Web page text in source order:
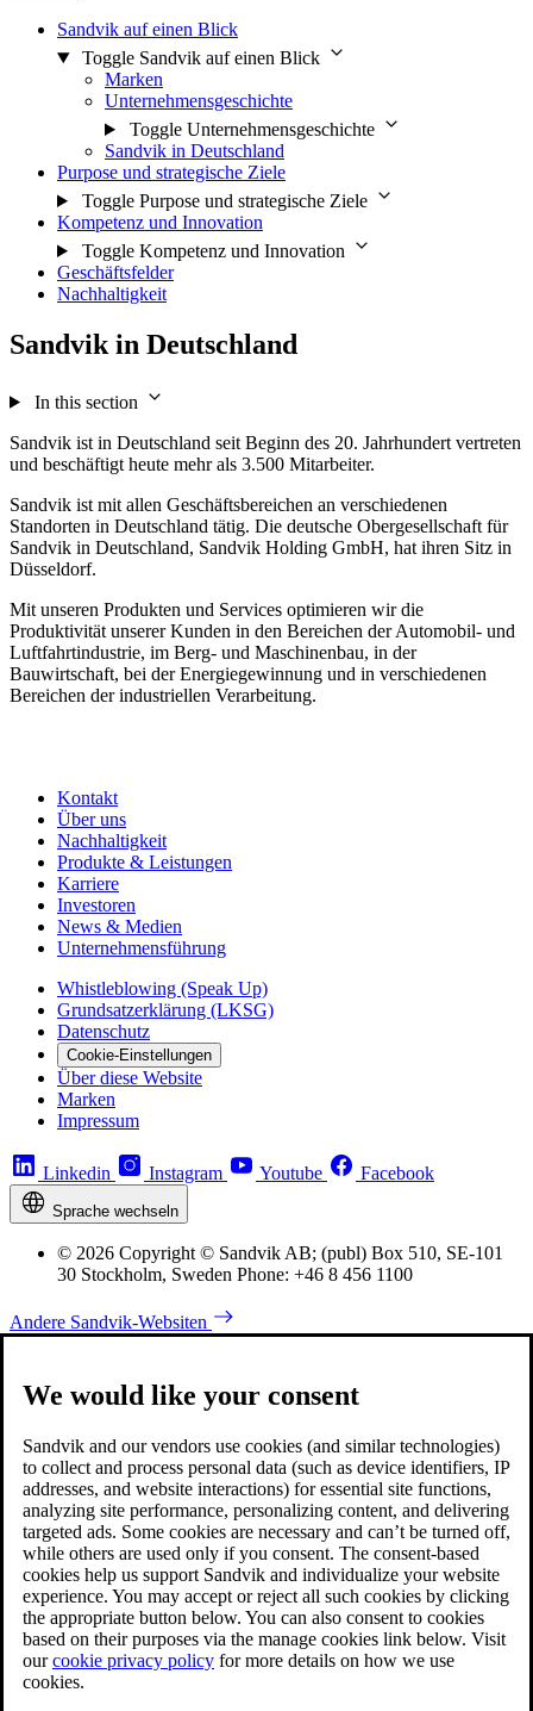
Sandvik auf einen Blick
Toggle Sandvik auf einen Blick
Marken
Unternehmensgeschichte
Toggle Unternehmensgeschichte
Sandvik in Deutschland
Purpose und strategische Ziele
Toggle Purpose und strategische Ziele
Kompetenz und Innovation
Toggle Kompetenz und Innovation
Geschäftsfelder
Nachhaltigkeit
Sandvik in Deutschland
In this section
Sandvik ist in Deutschland seit Beginn des 20. Jahrhundert vertreten
und beschäftigt heute mehr als 3.500 Mitarbeiter.
Sandvik ist mit allen Geschäftsbereichen an verschiedenen
Standorten in Deutschland tätig. Die deutsche Obergesellschaft für
Sandvik in Deutschland, Sandvik Holding GmbH, hat ihren Sitz in
Düsseldorf.
Mit unseren Produkten und Services optimieren wir die
Produktivität unserer Kunden in den Bereichen der Automobil- und
Luftfahrtindustrie, im Berg- und Maschinenbau, in der
Bauwirtschaft, bei der Energiegewinnung und in verschiedenen
Bereichen der industriellen Verarbeitung.
Kontakt
Über uns
Nachhaltigkeit
Produkte & Leistungen
Karriere
Investoren
News & Medien
Unternehmensführung
Whistleblowing (Speak Up)
Grundsatzerklärung (LKSG)
Datenschutz
Cookie-Einstellungen
Über diese Website
Marken
Impressum
Linkedin Instagram Youtube Facebook
Sprache wechseln
© 2026 Copyright © Sandvik AB; (publ) Box 510, SE-101
30 Stockholm, Sweden Phone: +46 8 456 1100
Andere Sandvik-Websiten
We would like your consent
Sandvik and our vendors use cookies (and similar technologies)
to collect and process personal data (such as device identifiers, IP
addresses, and website interactions) for essential site functions,
analyzing site performance, personalizing content, and delivering
targeted ads. Some cookies are necessary and can’t be turned off,
while others are used only if you consent. The consent-based
cookies help us support Sandvik and individualize your website
experience. You may accept or reject all such cookies by clicking
the appropriate button below. You can also consent to cookies
based on their purposes via the manage cookies link below. Visit
ourcookie privacy policy for more details on how we use
cookies.